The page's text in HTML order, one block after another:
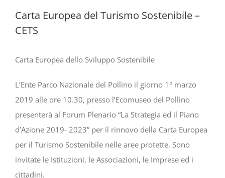
Carta Europea del Turismo Sostenibile –
CETS
Carta Europea dello Sviluppo Sostenibile
L’Ente Parco Nazionale del Pollino il giorno 1° marzo
2019 alle ore 10.30, presso l’Ecomuseo del Pollino
presenterà al Forum Plenario “La Strategia ed il Piano
d’Azione 2019- 2023” per il rinnovo della Carta Europea
per il Turismo Sostenibile nelle aree protette. Sono
invitate le Istituzioni, le Associazioni, le Imprese ed i
cittadini.